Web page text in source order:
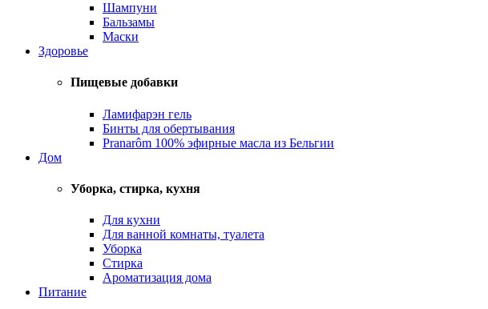
Шампуни
Бальзамы
Маски
Здоровье
Пищевые добавки
Ламифарэн гель
Бинты для обертывания
Pranarôm 100% эфирные масла из Бельгии
Дом
Уборка, стирка, кухня
Для кухни
Для ванной комнаты, туалета
Уборка
Стирка
Ароматизация дома
Питание